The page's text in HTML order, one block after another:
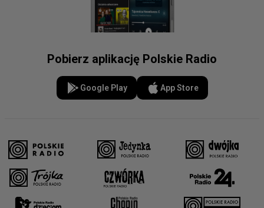
Pobierz aplikację Polskie Radio
Google Play App Store